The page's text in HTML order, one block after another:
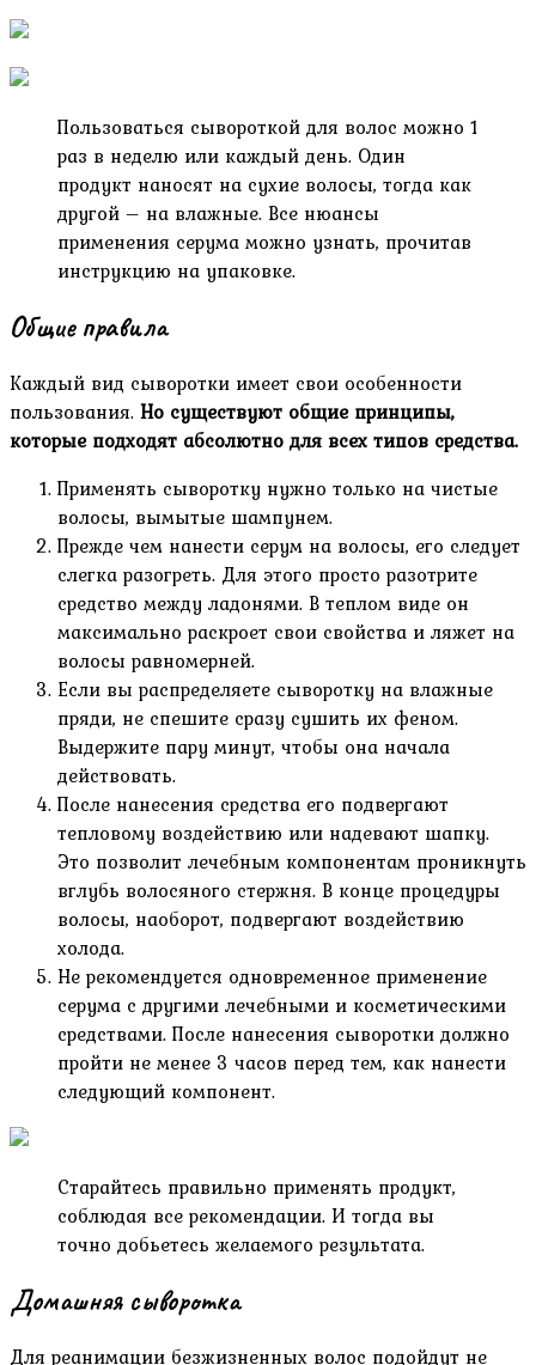
Пользоваться сывороткой для волос можно 1
раз в неделю или каждый день. Один
продукт наносят на сухие волосы, тогда как
другой – на влажные. Все нюансы
применения серума можно узнать, прочитав
инструкцию на упаковке.
Общие правила
Каждый вид сыворотки имеет свои особенности
пользования. Но существуют общие принципы,
которые подходят абсолютно для всех типов средства.
Применять сыворотку нужно только на чистые
волосы, вымытые шампунем.
Прежде чем нанести серум на волосы, его следует
слегка разогреть. Для этого просто разотрите
средство между ладонями. В теплом виде он
максимально раскроет свои свойства и ляжет на
волосы равномерней.
Если вы распределяете сыворотку на влажные
пряди, не спешите сразу сушить их феном.
Выдержите пару минут, чтобы она начала
действовать.
После нанесения средства его подвергают
тепловому воздействию или надевают шапку.
Это позволит лечебным компонентам проникнуть
вглубь волосяного стержня. В конце процедуры
волосы, наоборот, подвергают воздействию
холода.
Не рекомендуется одновременное применение
серума с другими лечебными и косметическими
средствами. После нанесения сыворотки должно
пройти не менее 3 часов перед тем, как нанести
следующий компонент.
Старайтесь правильно применять продукт,
соблюдая все рекомендации. И тогда вы
точно добьетесь желаемого результата.
Домашняя сыворотка
Для реанимации безжизненных волос подойдут не